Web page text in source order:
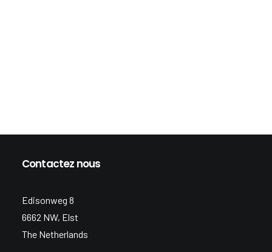
Contactez nous
Edisonweg 8
6662 NW, Elst
The Netherlands